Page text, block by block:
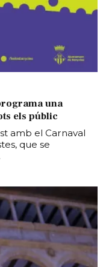
una
els públic
amb el Carnaval
que se